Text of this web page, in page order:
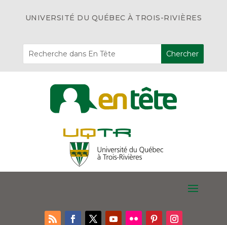
UNIVERSITÉ DU QUÉBEC À TROIS-RIVIÈRES